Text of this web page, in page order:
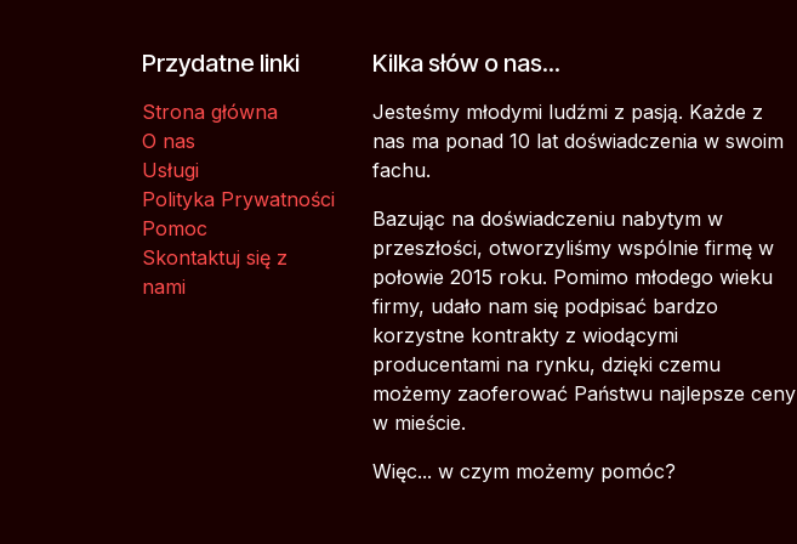
Przydatne linki
Strona główna
O nas
Usługi
Polityka Prywatności
Pomoc
Skontaktuj się z
nami
Kilka słów o nas...
Jesteśmy młodymi ludźmi z pasją. Każde z
nas ma ponad 10 lat doświadczenia w swoim
fachu.
Bazując na doświadczeniu nabytym w
przeszłości, otworzyliśmy wspólnie firmę w
połowie 2015 roku. Pomimo młodego wieku
firmy, udało nam się podpisać bardzo
korzystne kontrakty z wiodącymi
producentami na rynku, dzięki czemu
możemy zaoferować Państwu najlepsze ceny
w mieście.
Więc... w czym możemy pomóc?